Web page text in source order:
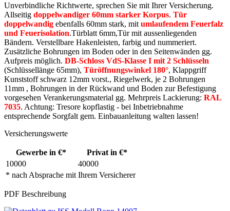
Unverbindliche Richtwerte, sprechen Sie mit Ihrer Versicherung.
Allseitig doppelwandiger 60mm starker Korpus. Tür
doppelwandig ebenfalls 60mm stark, mit umlaufendem Feuerfalz
und Feuerisolation.Türblatt 6mm,Tür mit aussenliegenden
Bändern. Verstellbare Hakenleisten, farbig und nummeriert.
Zusätzliche Bohrungen im Boden oder in den Seitenwänden gg.
Aufpreis möglich. DB-Schloss VdS-Klasse I mit 2 Schlüsseln
(Schlüssellänge 65mm), Türöffnungswinkel 180°, Klappgriff
Kunststoff schwarz 12mm vorst., Riegelwerk, je 2 Bohrungen
11mm , Bohrungen in der Rückwand und Boden zur Befestigung
vorgesehen Verankerungsmaterial gg. Mehrpreis Lackierung: RAL
7035. Achtung: Tresore kopflastig - bei Inbetriebnahme
entsprechende Sorgfalt gem. Einbauanleitung walten lassen!
Versicherungswerte
Gewerbe in €* Privat in €*
* nach Absprache mit Ihrem Versicherer
10000 40000
PDF Beschreibung